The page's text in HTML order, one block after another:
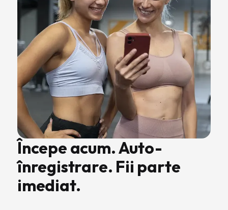
Începe acum. Auto-
înregistrare. Fii parte
imediat.